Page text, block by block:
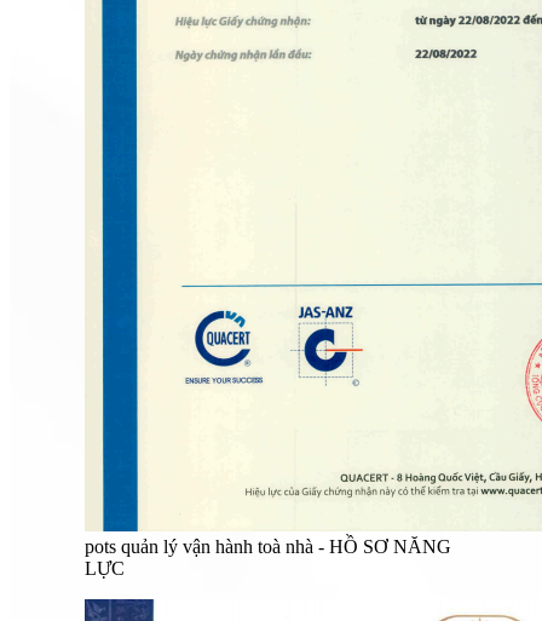
pots quản lý vận hành toà nhà - HỒ SƠ NĂNG
LỰC